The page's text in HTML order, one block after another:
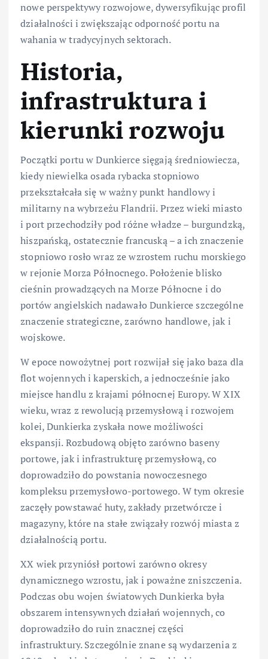
nowe perspektywy rozwojowe, dywersyfikując profil
działalności i zwiększając odporność portu na
wahania w tradycyjnych sektorach.
Historia,
infrastruktura i
kierunki rozwoju
Początki portu w Dunkierce sięgają średniowiecza,
kiedy niewielka osada rybacka stopniowo
przekształcała się w ważny punkt handlowy i
militarny na wybrzeżu Flandrii. Przez wieki miasto
i port przechodziły pod różne władze – burgundzką,
hiszpańską, ostatecznie francuską – a ich znaczenie
stopniowo rosło wraz ze wzrostem ruchu morskiego
w rejonie Morza Północnego. Położenie blisko
cieśnin prowadzących na Morze Północne i do
portów angielskich nadawało Dunkierce szczególne
znaczenie strategiczne, zarówno handlowe, jak i
wojskowe.
W epoce nowożytnej port rozwijał się jako baza dla
flot wojennych i kaperskich, a jednocześnie jako
miejsce handlu z krajami północnej Europy. W XIX
wieku, wraz z rewolucją przemysłową i rozwojem
kolei, Dunkierka zyskała nowe możliwości
ekspansji. Rozbudową objęto zarówno baseny
portowe, jak i infrastrukturę przemysłową, co
doprowadziło do powstania nowoczesnego
kompleksu przemysłowo-portowego. W tym okresie
zaczęły powstawać huty, zakłady przetwórcze i
magazyny, które na stałe związały rozwój miasta z
działalnością portu.
XX wiek przyniósł portowi zarówno okresy
dynamicznego wzrostu, jak i poważne zniszczenia.
Podczas obu wojen światowych Dunkierka była
obszarem intensywnych działań wojennych, co
doprowadziło do ruin znacznej części
infrastruktury. Szczególnie znane są wydarzenia z